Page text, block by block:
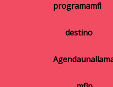
programamfl
destino